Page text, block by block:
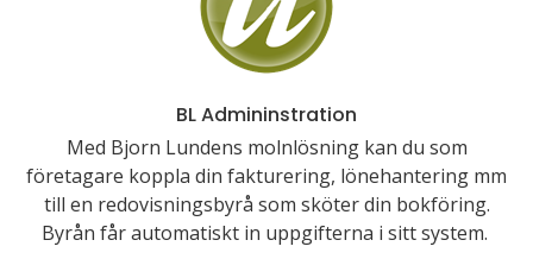
BL Admininstration
Med Bjorn Lundens molnlösning kan du som
företagare koppla din fakturering, lönehantering mm
till en redovisningsbyrå som sköter din bokföring.
Byrån får automatiskt in uppgifterna i sitt system.